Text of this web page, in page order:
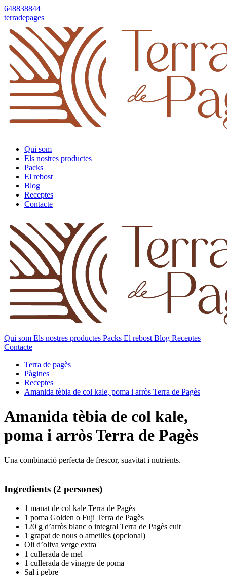
648838844
terradepages
Qui som
Els nostres productes
Packs
El rebost
Blog
Receptes
Contacte
Qui som Els nostres productes Packs El rebost Blog Receptes
Contacte
Terra de pagès
Pàgines
Receptes
Amanida tèbia de col kale, poma i arròs Terra de Pagès
Amanida tèbia de col kale,
poma i arròs Terra de Pagès
Una combinació perfecta de frescor, suavitat i nutrients.
Ingredients (2 persones)
1 manat de col kale Terra de Pagès
1 poma Golden o Fuji Terra de Pagès
120 g d’arròs blanc o integral Terra de Pagès cuit
1 grapat de nous o ametlles (opcional)
Oli d’oliva verge extra
1 cullerada de mel
1 cullerada de vinagre de poma
Sal i pebre